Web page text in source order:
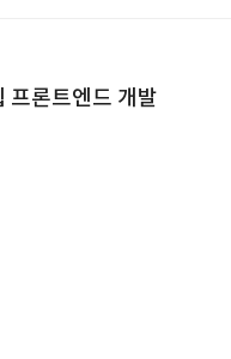
론트엔드 개발